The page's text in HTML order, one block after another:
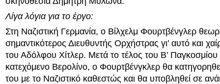
Λίγα λόγια για το έργο:
Στη Ναζιστική Γερμανία, ο Βίλχελμ Φουρτβένγλερ
σημαντικότερος Διευθυντής Ορχήστρας γι’ αυτό και
του Αδόλφου Χίτλερ. Μετά το τέλος του Β’
κατεχόμενο Βερολίνο, ο Φουρτβένγκλερ θα
του με το Ναζιστικό καθεστώς και θα υποβληθεί σε